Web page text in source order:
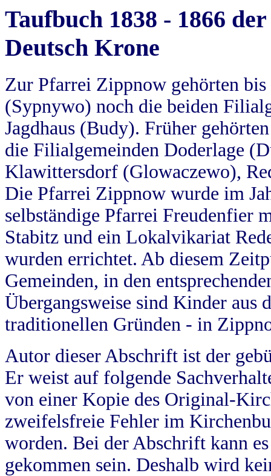
Taufbuch 1838 - 1866
Deutsch Krone
Zur Pfarrei Zippnow gehörten
(Sypnywo) noch die beiden
Jagdhaus (Budy). Früher
die Filialgemeinden Doderlage
Klawittersdorf (Glowaczewo),
Die Pfarrei Zippnow wurde im
selbständige Pfarrei Freudenfier
Stabitz und ein Lokalvikariat
wurden errichtet. Ab diesem
Gemeinden, in den
Übergangsweise sind Kinder aus
traditionellen Gründen - in
Autor dieser Abschrift ist der
Er weist auf folgende
von einer Kopie des Original-
zweifelsfreie Fehler im
worden. Bei der Abschrift kann
gekommen sein. Deshalb wird